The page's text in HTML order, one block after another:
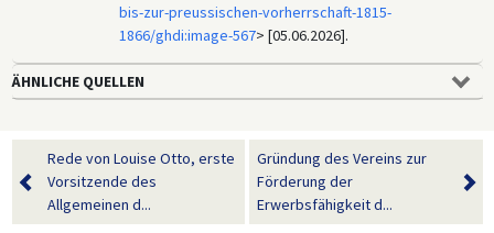
bis-zur-preussischen-vorherrschaft-1815-
1866/ghdi:image-567> [05.06.2026].
ÄHNLICHE QUELLEN
Rede von Louise Otto, erste
Vorsitzende des
Allgemeinen d...
Gründung des Vereins zur
Förderung der
Erwerbsfähigkeit d...